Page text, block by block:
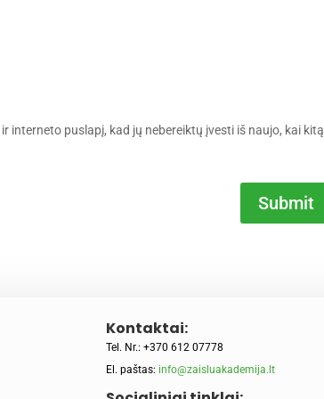
interneto puslapį, kad jų nebereiktų įvesti iš naujo, kai kitą
Submit
Kontaktai:
Tel. Nr.: +370 612 07778
El. paštas: info@zaisluakademija.lt